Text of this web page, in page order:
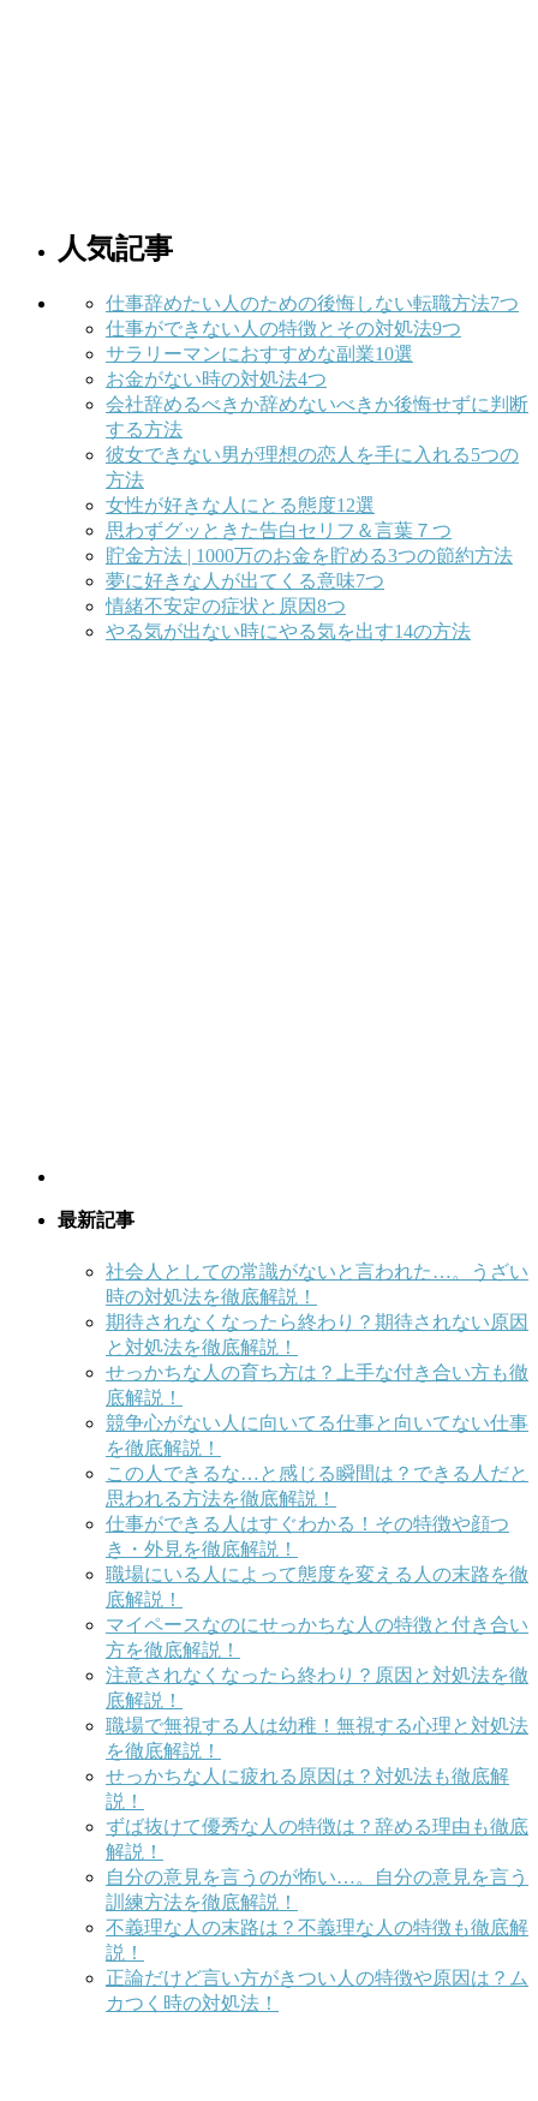
人気記事
仕事辞めたい人のための後悔しない転職方法7つ
仕事ができない人の特徴とその対処法9つ
サラリーマンにおすすめな副業10選
お金がない時の対処法4つ
会社辞めるべきか辞めないべきか後悔せずに判断
する方法
彼女できない男が理想の恋人を手に入れる5つの
方法
女性が好きな人にとる態度12選
思わずグッときた告白セリフ＆言葉７つ
貯金方法 | 1000万のお金を貯める3つの節約方法
夢に好きな人が出てくる意味7つ
情緒不安定の症状と原因8つ
やる気が出ない時にやる気を出す14の方法
最新記事
社会人としての常識がないと言われた…。うざい
時の対処法を徹底解説！
期待されなくなったら終わり？期待されない原因
と対処法を徹底解説！
せっかちな人の育ち方は？上手な付き合い方も徹
底解説！
競争心がない人に向いてる仕事と向いてない仕事
を徹底解説！
この人できるな…と感じる瞬間は？できる人だと
思われる方法を徹底解説！
仕事ができる人はすぐわかる！その特徴や顔つ
き・外見を徹底解説！
職場にいる人によって態度を変える人の末路を徹
底解説！
マイペースなのにせっかちな人の特徴と付き合い
方を徹底解説！
注意されなくなったら終わり？原因と対処法を徹
底解説！
職場で無視する人は幼稚！無視する心理と対処法
を徹底解説！
せっかちな人に疲れる原因は？対処法も徹底解
説！
ずば抜けて優秀な人の特徴は？辞める理由も徹底
解説！
自分の意見を言うのが怖い…。自分の意見を言う
訓練方法を徹底解説！
不義理な人の末路は？不義理な人の特徴も徹底解
説！
正論だけど言い方がきつい人の特徴や原因は？ム
カつく時の対処法！